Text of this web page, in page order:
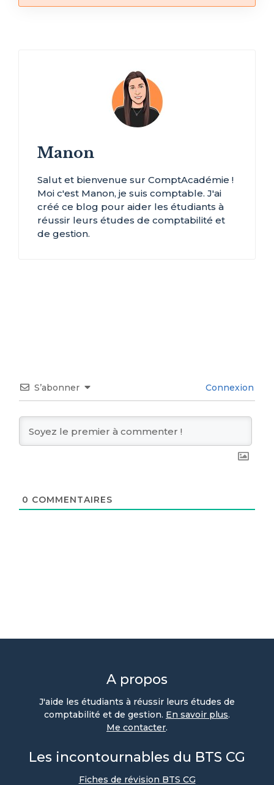
Manon
Salut et bienvenue sur ComptAcadémie !
Moi c'est Manon, je suis comptable. J'ai
créé ce blog pour aider les étudiants à
réussir leurs études de comptabilité et
de gestion.
S’abonner Connexion
0 COMMENTAIRES
A propos
J'aide les étudiants à réussir leurs études de
comptabilité et de gestion. En savoir plus.
Me contacter.
Les incontournables du BTS CG
Fiches de révision BTS CG